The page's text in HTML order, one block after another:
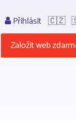
Přihlásit 🇨🇿
Založit web